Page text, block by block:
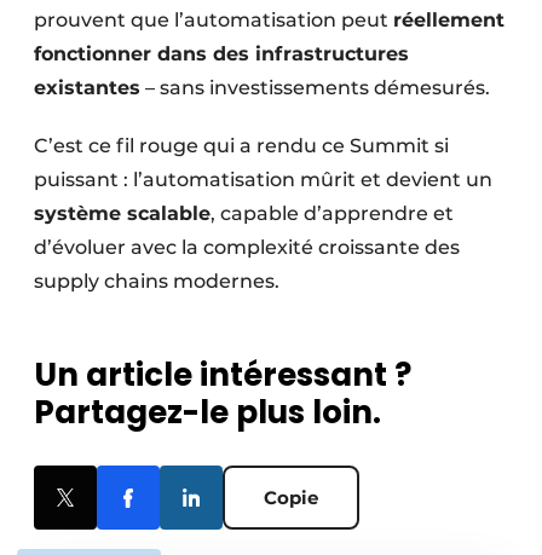
prouvent que l’automatisation peut réellement
fonctionner dans des infrastructures
existantes – sans investissements démesurés.
C’est ce fil rouge qui a rendu ce Summit si
puissant : l’automatisation mûrit et devient un
système scalable, capable d’apprendre et
d’évoluer avec la complexité croissante des
supply chains modernes.
Un article intéressant ?
Partagez-le plus loin.
Copie